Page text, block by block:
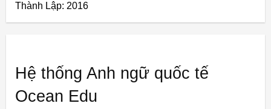
Thành Lập: 2016
Hệ thống Anh ngữ quốc tế
Ocean Edu